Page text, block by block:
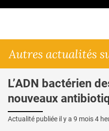
Autres actualités
L’ADN bactérien
nouveaux
Actualité publiée il y a 9 mois 4